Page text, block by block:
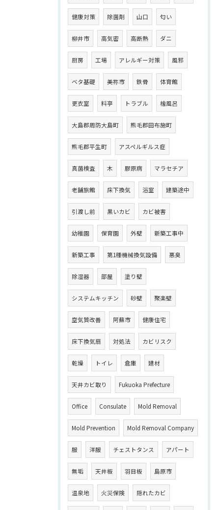
健康対策 除菌剤 山口 匂い
柳井市 高気密 高断熱 ダニ
厨房 工場 アレルギー対策 風邪
ベタ基礎 美祢市 鉄骨 体育館
更衣室 料亭 トラブル 檜風呂
大島郡周防大島町 熊毛郡田布施町
熊毛郡平生町 アスペルギルス症
真菌検査 木 膠原病 マラセチア
老舗旅館 床下換気 浴室 建築途中
引渡し前 黒いカビ カビ被害
幼稚園 保育園 外壁 新築工事中
新築工事 第1種機械換気設備 悪臭
除湿器 部屋 塗り壁
システムキッチン 砂壁 聚楽壁
空気質改善 阿蘇市 健康住宅
床下換気扇 対処法 カビリスク
乾燥 トイレ 倉庫 建材
天井カビ取り Fukuoka Prefecture
Office Consulate Mold Removal
Mold Prevention Mold Removal Company
服 洋服 チェストタンス アパート
無垢 天井板 羽目板 島原市
温泉地 火災保険 隠れたカビ